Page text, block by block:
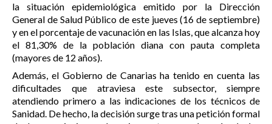
la situación epidemiológica emitido por la Dirección
General de Salud Público de este jueves (16 de septiembre)
y en el porcentaje de vacunación en las Islas, que alcanza hoy
el 81,30% de la población diana con pauta completa
(mayores de 12 años).
Además, el Gobierno de Canarias ha tenido en cuenta las
dificultades que atraviesa este subsector, siempre
atendiendo primero a las indicaciones de los técnicos de
Sanidad. De hecho, la decisión surge tras una petición formal